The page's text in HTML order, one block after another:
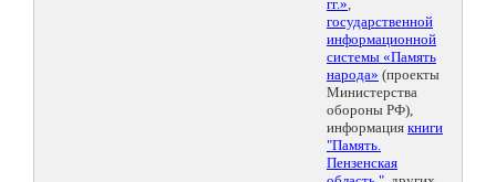
гг.»,
государственной
информационной
системы «Память
народа» (проекты
Министерства
обороны РФ),
информация книги
"Память.
Пензенская